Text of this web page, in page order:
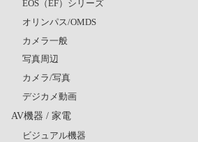
EOS（EF）シリーズ
オリンパス/OMDS
カメラ一般
写真周辺
カメラ/写真
デジカメ動画
AV機器 / 家電
ビジュアル機器